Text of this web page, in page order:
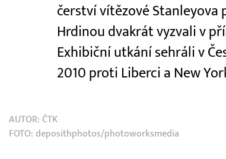
čerství vítězové Stanleyova
Hrdinou dvakrát vyzvali v
Exhibiční utkání sehráli v
2010 proti Liberci a New
AUTOR: ČTK
FOTO: deposithphotos/photoworksmedia